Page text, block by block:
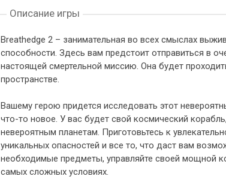
Описание игры
Breathedge 2 – занимательная во всех смыслах
способности. Здесь вам предстоит отправиться в
настоящей смертельной миссию. Она будет
пространстве.
Вашему герою придется исследовать этот
что-то новое. У вас будет свой космический
невероятным планетам. Приготовьтесь к
уникальных опасностей и все то, что даст вам
необходимые предметы, управляйте своей мощной
самых сложных условиях.